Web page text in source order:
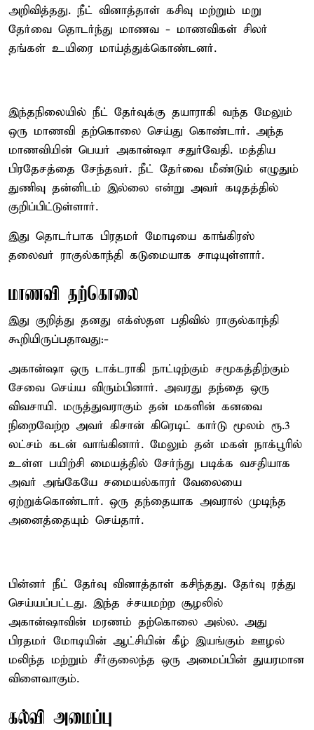
அறிவித்தது. நீட் வினாத்தாள் கசிவு மற்றும் மறு
தேர்வை தொடர்ந்து மாணவ - மாணவிகள் சிலர்
தங்கள் உயிரை மாய்த்துக்கொண்டனர்.
இந்தநிலையில் நீட் தேர்வுக்கு தயாராகி வந்த மேலும்
ஒரு மாணவி தற்கொலை செய்து கொண்டார். அந்த
மாணவியின் பெயர் அகான்ஷா சதுர்வேதி. மத்திய
பிரதேசத்தை சேந்தவர். நீட் தேர்வை மீண்டும் எழுதும்
துணிவு தன்னிடம் இல்லை என்று அவர் கடிதத்தில்
குறிப்பிட்டுள்ளார்.
இது தொடர்பாக பிரதமர் மோடியை காங்கிரஸ்
தலைவர் ராகுல்காந்தி கடுமையாக சாடியுள்ளார்.
மாணவி தற்கொலை
இது குறித்து தனது எக்ஸ்தள பதிவில் ராகுல்காந்தி
கூறியிருப்பதாவது:-
அகான்ஷா ஒரு டாக்டராகி நாட்டிற்கும் சமூகத்திற்கும்
சேவை செய்ய விரும்பினார். அவரது தந்தை ஒரு
விவசாயி. மருத்துவராகும் தன் மகளின் கனவை
நிறைவேற்ற அவர் கிசான் கிரெடிட் கார்டு மூலம் ரூ.3
லட்சம் கடன் வாங்கினார். மேலும் தன் மகள் நாக்பூரில்
உள்ள பயிற்சி மையத்தில் சேர்ந்து படிக்க வசதியாக
அவர் அங்கேயே சமையல்காரர் வேலையை
ஏற்றுக்கொண்டார். ஒரு தந்தையாக அவரால் முடிந்த
அனைத்தையும் செய்தார்.
பின்னர் நீட் தேர்வு வினாத்தாள் கசிந்தது. தேர்வு ரத்து
செய்யப்பட்டது. இந்த ச்சயமற்ற சூழலில்
அகான்ஷாவின் மரணம் தற்கொலை அல்ல. அது
பிரதமர் மோடியின் ஆட்சியின் கீழ் இயங்கும் ஊழல்
மலிந்த மற்றும் சீர்குலைந்த ஒரு அமைப்பின் துயரமான
விளைவாகும்.
கல்வி அமைப்பு